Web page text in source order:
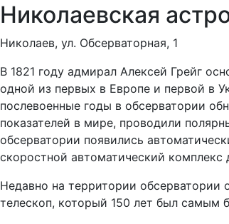
Николаевская
Николаев, ул. Обсерваторная, 1
В 1821 году адмирал Алексей Грейг
одной из первых в Европе и первой в
послевоенные годы в обсерватории
показателей в мире, проводили
обсерватории появились
скоростной автоматический
Недавно на территории
телескоп, который 150 лет был самым